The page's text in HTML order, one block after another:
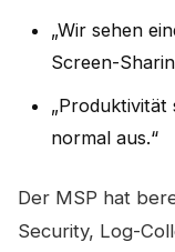
„Wir sehen
Screen-
normal aus.“
Der MSP hat
Security, Log-